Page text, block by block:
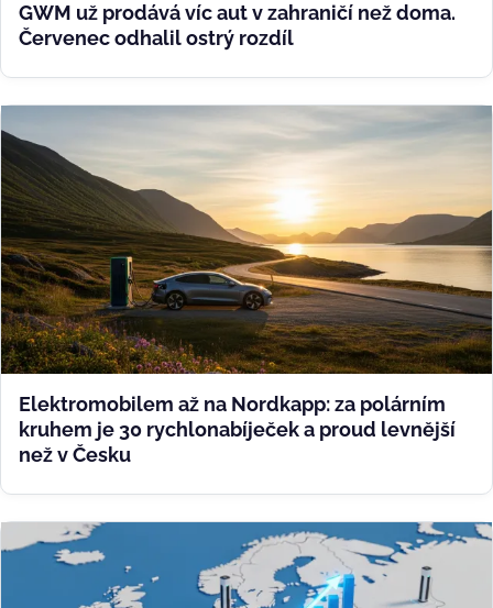
GWM už prodává víc aut v zahraničí než doma.
Červenec odhalil ostrý rozdíl
Elektromobilem až na Nordkapp: za polárním
kruhem je 30 rychlonabíječek a proud levnější
než v Česku